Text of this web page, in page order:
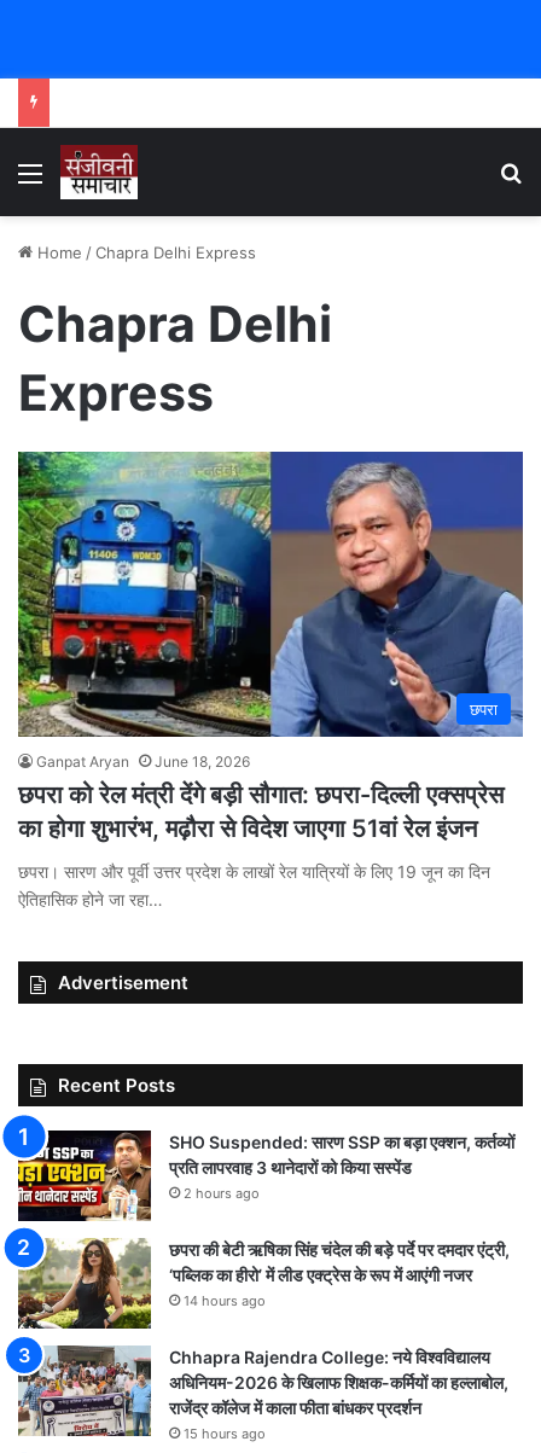
Menu
Home /Chapra Delhi Express
Chapra Delhi
Express
छपरा
Ganpat Aryan June 18, 2026
छपरा को रेल मंत्री देंगे बड़ी सौगात: छपरा-दिल्ली एक्सप्रेस
का होगा शुभारंभ, मढ़ौरा से विदेश जाएगा 51वां रेल इंजन
छपरा। सारण और पूर्वी उत्तर प्रदेश के लाखों रेल यात्रियों के लिए 19 जून का दिन
ऐतिहासिक होने जा रहा…
Advertisement
Recent Posts
SHO Suspended: सारण SSP का बड़ा एक्शन, कर्तव्यों
प्रति लापरवाह 3 थानेदारों को किया सस्पेंड
2 hours ago
छपरा की बेटी ऋषिका सिंह चंदेल की बड़े पर्दे पर दमदार एंट्री,
‘पब्लिक का हीरो’ में लीड एक्ट्रेस के रूप में आएंगी नजर
14 hours ago
Chhapra Rajendra College: नये विश्वविद्यालय
अधिनियम-2026 के खिलाफ शिक्षक-कर्मियों का हल्लाबोल,
राजेंद्र कॉलेज में काला फीता बांधकर प्रदर्शन
15 hours ago